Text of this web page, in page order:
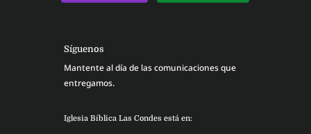
Síguenos
Mantente al día de las comunicaciones que
entregamos.
Iglesia Bíblica Las Condes está en: